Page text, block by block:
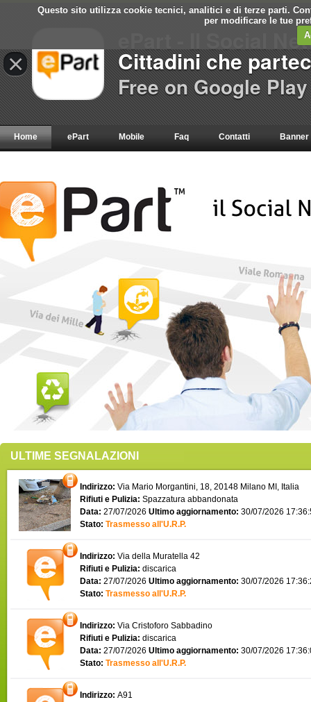
Questo sito utilizza cookie tecnici, analitici e di terze parti.
per modificare le tue
Home ePart Mobile Faq Contatti Banner
ULTIME SEGNALAZIONI
Indirizzo: Via Mario Morgantini, 18, 20148 Milano MI, Italia
Rifiuti e Pulizia: Spazzatura abbandonata
Data: 27/07/2026 Ultimo aggiornamento: 30/07/2026
Stato: Trasmesso all'U.R.P.
Indirizzo: Via della Muratella 42
Rifiuti e Pulizia: discarica
Data: 27/07/2026 Ultimo aggiornamento: 30/07/2026
Stato: Trasmesso all'U.R.P.
Indirizzo: Via Cristoforo Sabbadino
Rifiuti e Pulizia: discarica
Data: 27/07/2026 Ultimo aggiornamento: 30/07/2026
Stato: Trasmesso all'U.R.P.
Indirizzo: A91
×
ePart - Il Social
Cittadini che
Free on Google Play